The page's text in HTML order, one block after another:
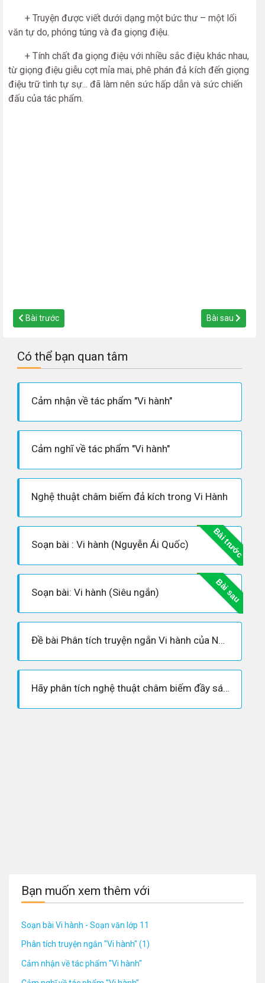
+ Truyện được viết dưới dạng một bức thư – một lối
văn tự do, phóng túng và đa giọng điệu.
+ Tính chất đa giọng điệu với nhiều sắc điệu khác nhau,
từ giọng điệu giễu cợt mỉa mai, phê phán đả kích đến giọng
điệu trữ tình tự sự... đã làm nên sức hấp dẫn và sức chiến
đấu của tác phẩm.
Bài trước Bài sau
Có thể bạn quan tâm
Cảm nhận về tác phẩm "Vi hành"
Cảm nghĩ về tác phẩm "Vi hành"
Nghệ thuật châm biếm đả kích trong Vi Hành
Bài trước
Soạn bài : Vi hành (Nguyễn Ái Quốc)
Bài sau
Soạn bài: Vi hành (Siêu ngắn)
Đề bài Phân tích truyện ngắn Vi hành của Nguyễn Ái Quốc
Hãy phân tích nghệ thuật châm biếm đầy sáng tạo trong truyện ngắn "Vi hành”
Bạn muốn xem thêm với
Soạn bài Vi hành - Soạn văn lớp 11
Phân tích truyện ngắn "Vi hành" (1)
Cảm nhận về tác phẩm "Vi hành"